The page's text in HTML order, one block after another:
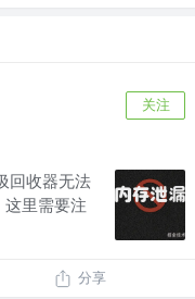
关注
回收器无法
里需要注
分享